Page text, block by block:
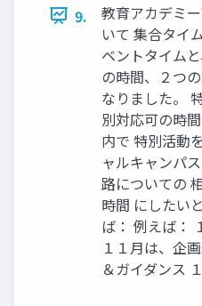
9.
教育アカデミ
いて 集合タイ
ベントタイム
の時間、２つ
なりました。
別対応可の時
内で 特別活動
ャルキャンパ
路についての
時間 にしたい
ば： 例えば：
１１月は、企
＆ガイダンス